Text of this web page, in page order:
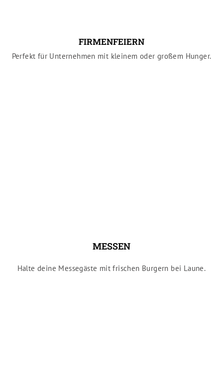
FIRMENFEIERN
Perfekt für Unternehmen mit kleinem oder großem Hunger.
MESSEN
Halte deine Messegäste mit frischen Burgern bei Laune.